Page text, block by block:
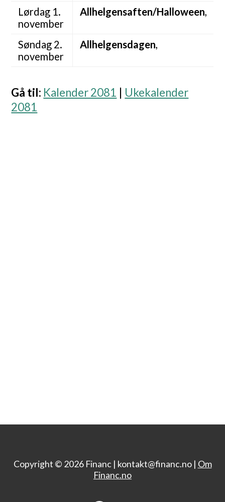
Lørdag 1.
november
Allhelgensaften/Halloween,
Søndag 2.
november
Allhelgensdagen,
Gå til: Kalender 2081
Ukekalender
2081
Copyright © 2026 Financ | kontakt@financ.no | Om
Financ.no